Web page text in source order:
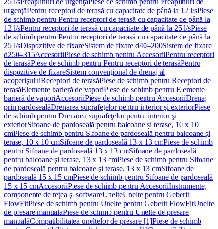
25 l/sPreaplinuri de urgenţăPiese de schimb pentru Preaplinuri de
urgenţăPentru receptori de terasă cu capacitate de până la 12 l/sPiese
de schimb pentru Pentru receptori de terasă cu capacitate de până la
12 l/sPentru receptori de terasă cu capacitate de până la 25 l/sPiese
de schimb pentru Pentru receptori de terasă cu capacitate de până la
25 l/sDispozitive de fixareSistem de fixare d40–200Sistem de fixare
d250–315AccesoriiPiese de schimb pentru AccesoriiPentru receptori
de terasăPiese de schimb pentru Pentru receptori de terasăPentru
dispozitive de fixareSistem convenţional de drenaj al
acoperişuluiReceptori de terasăPiese de schimb pentru Receptori de
terasăElemente barieră de vaporiPiese de schimb pentru Elemente
barieră de vaporiAccesoriiPiese de schimb pentru AccesoriiDrenaj
prin pardosealăDrenarea suprafeţelor pentru interior şi exteriorPiese
de schimb pentru Drenarea suprafeţelor pentru interior şi
exteriorSifoane de pardoseală pentru balcoane și terase, 10 x 10
cmPiese de schimb pentru Sifoane de pardoseală pentru balcoane și
terase, 10 x 10 cmSifoane de pardoseală 13 x 13 cmPiese de schimb
pentru Sifoane de pardoseală 13 x 13 cmSifoane de pardoseală
pentru balcoane şi terase, 13 x 13 cmPiese de schimb pentru Sifoane
de pardoseală pentru balcoane şi terase, 13 x 13 cmSifoane de
pardoseală 15 x 15 cmPiese de schimb pentru Sifoane de pardoseală
15 x 15 cmAccesoriiPiese de schimb pentru AccesoriiInstrumente,
componente de reţea şi softwareUnelteUnelte pentru Geberit
FlowFitPiese de schimb pentru Unelte pentru Geberit FlowFitUnelte
de presare manualăPiese de schimb pentru Unelte de presare
manualăCompatibilitatea uneltelor de presare [1]Piese de schimb